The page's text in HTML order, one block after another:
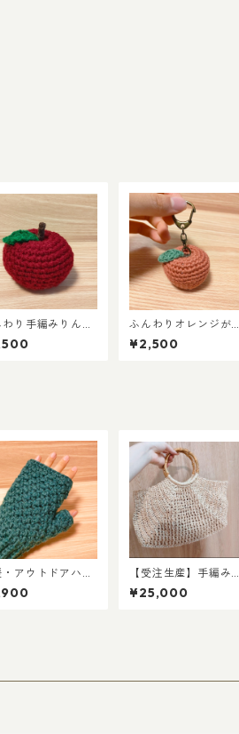
り手編みりんご
えるインテリア雑
《茉ごころシンボ
ふんわりオレンジが可
愛い 上質UVコット
ンの手編みりんごキー
¥2,500
・アウトドアハン
ォーマー／エメラ
グリーン
【受注生産】手編みの
軽やか夏バッグ｜竹ハ
ンドルのかご風バッグ
¥25,000